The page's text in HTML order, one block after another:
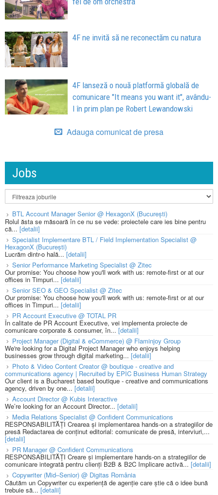
4F ne invită să ne reconectăm cu natura
4F lanseză o nouă platformă globală de
comunicare "It means you want it", avându-
l în prim plan pe Robert Lewandowski
Adauga comunicat de presa
Jobs
BTL Account Manager Senior @ HexagonX (București)
Rolul ăsta se măsoară în ce nu se vede: proiectele care ies bine pentru
că... [detalii]
Specialist Implementare BTL / Field Implementation Specialist @
HexagonX (București)
Lucrăm dintr-o hală...[detalii]
Senior Performance Marketing Specialist @ Zitec
Our promise: You choose how you'll work with us: remote-first or at our
offices in Timpuri... [detalii]
Senior SEO & GEO Specialist @ Zitec
Our promise: You choose how you'll work with us: remote-first or at our
offices in Timpuri... [detalii]
PR Account Executive @ TOTAL PR
În calitate de PR Account Executive, vei implementa proiecte de
comunicare corporate & consumer, în... [detalii]
Project Manager (Digital & eCommerce) @ Flaminjoy Group
We're looking for a Digital Project Manager who enjoys helping
businesses grow through digital marketing... [detalii]
Photo & Video Content Creator @ boutique - creative and
communications agency | Recruited by EPIC Business Human Strategy
Our client is a Bucharest based boutique - creative and communications
agency, driven by one... [detalii]
Account Director @ Kubis Interactive
We’re looking for an Account Director... [detalii]
Media Relations Specialist @ Confident Communications
RESPONSABILITĂȚI Crearea și implementarea hands-on a strategiilor de
presă Redactarea de conținut editorial: comunicate de presă, interviuri,...
[detalii]
PR Manager @ Confident Communications
RESPONSABILITĂȚI Creare și implementare hands-on a strategiilor de
comunicare integrată pentru clienți B2B & B2C Implicare activă... [detalii]
Copywriter (Mid–Senior) @ Digitas România
Căutăm un Copywriter cu experiență de agenție care știe că o idee bună
trebuie să... [detalii]